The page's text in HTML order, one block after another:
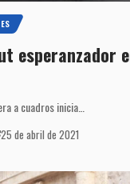
esperanzador
a cuadros inicia…
25 de abril de 2021